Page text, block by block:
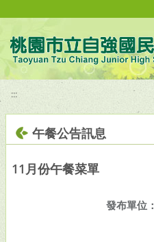
:::
午餐公告訊息
11月份午餐菜單
發布單位：